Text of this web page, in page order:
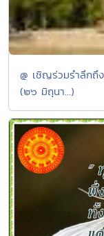
@ เชิญร่วมรำลึกถึ
(๒๖ มิถุนา...)